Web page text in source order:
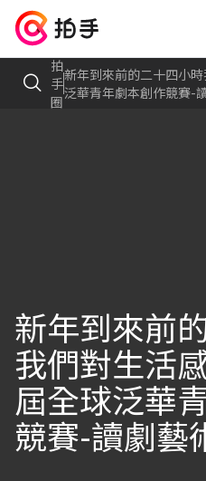
拍
手
圈
新年到來前的二十四小
泛華青年劇本創作競賽-
新年到來前
我們對生活
屆全球泛華
競賽-讀劇藝